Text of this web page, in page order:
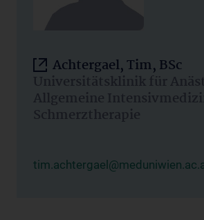
Achtergael, Tim, BSc
Universitätsklinik für
Allgemeine
Schmerztherapie